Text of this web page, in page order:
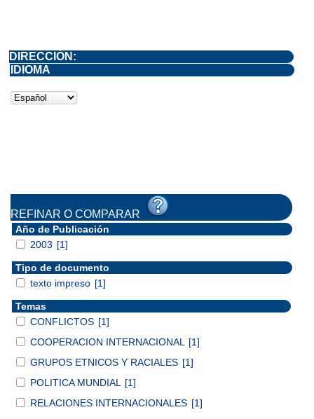
DIRECCIÓN:
IDIOMA
REFINAR O COMPARAR
Año de Publicación
2003 [1]
Tipo de documento
texto impreso [1]
Temas
CONFLICTOS [1]
COOPERACION INTERNACIONAL
[1]
GRUPOS ETNICOS Y RACIALES [1]
POLITICA MUNDIAL
[1]
RELACIONES INTERNACIONALES [1]